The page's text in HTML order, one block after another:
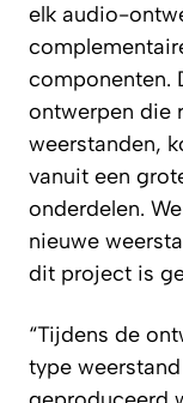
elk audio-
componenten.
ontwerpen die
weerstanden,
vanuit een
onderdelen.
nieuwe
dit project is
“Tijdens de
type